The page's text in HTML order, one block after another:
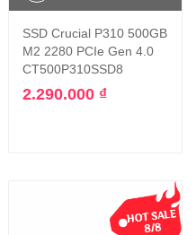
SSD Crucial P310 500GB
M2 2280 PCIe Gen 4.0
CT500P310SSD8
2.290.000 ₫